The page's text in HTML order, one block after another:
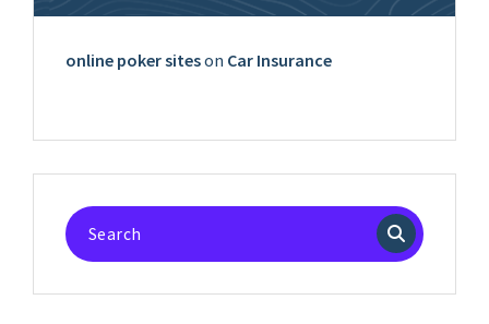
online poker siteson Car Insurance
Search
for: